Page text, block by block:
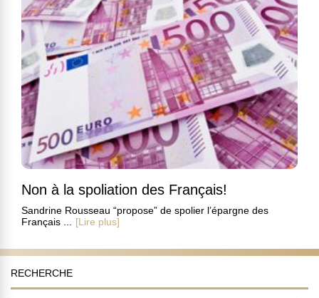
Non à la spoliation des Français!
Sandrine Rousseau “propose” de spolier l’épargne des
Français ...
[Lire plus]
RECHERCHE